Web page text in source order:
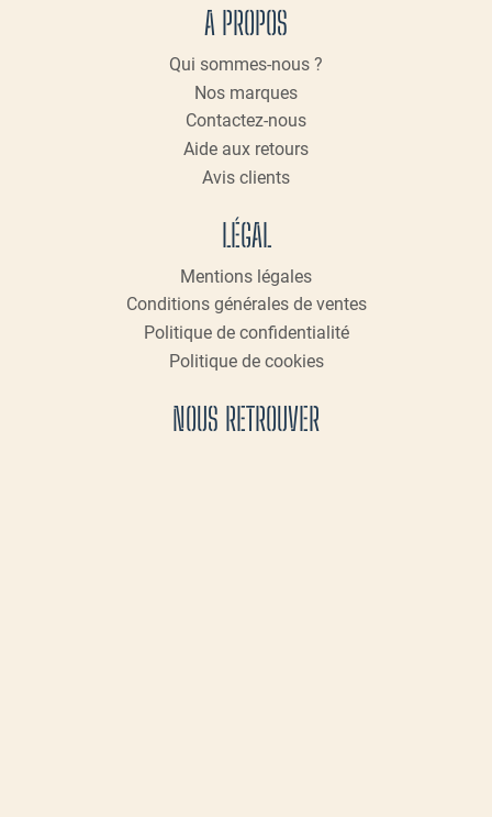
A PROPOS
Qui sommes-nous ?
Nos marques
Contactez-nous
Aide aux retours
Avis clients
LÉGAL
Mentions légales
Conditions générales de ventes
Politique de confidentialité
Politique de cookies
NOUS RETROUVER